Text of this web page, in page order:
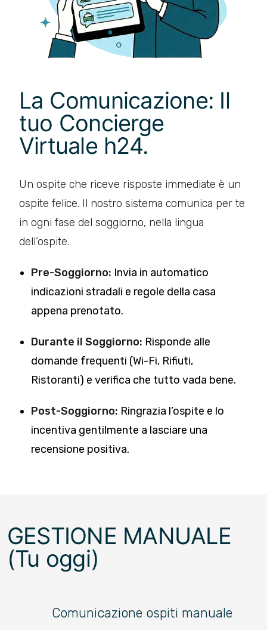
La Comunicazione: Il
tuo Concierge
Virtuale h24.
Un ospite che riceve risposte immediate è un
ospite felice. Il nostro sistema comunica per te
in ogni fase del soggiorno, nella lingua
dell’ospite.
Pre-Soggiorno: Invia in automatico
indicazioni stradali e regole della casa
appena prenotato.
Durante il Soggiorno: Risponde alle
domande frequenti (Wi-Fi, Rifiuti,
Ristoranti) e verifica che tutto vada bene.
Post-Soggiorno: Ringrazia l’ospite e lo
incentiva gentilmente a lasciare una
recensione positiva.
GESTIONE MANUALE
(Tu oggi)
Comunicazione ospiti manuale